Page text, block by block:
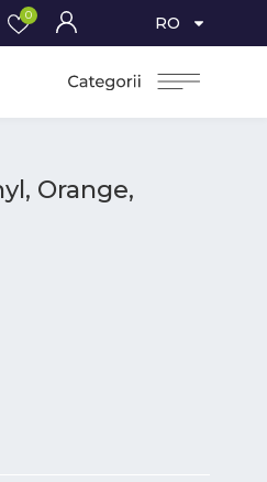
0 RO
Orange,